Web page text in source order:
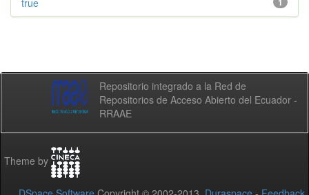
true
Repositorio integrado a la Red de
Repositorios de Acceso Abierto del Ecuador -
RRAAE
Theme by